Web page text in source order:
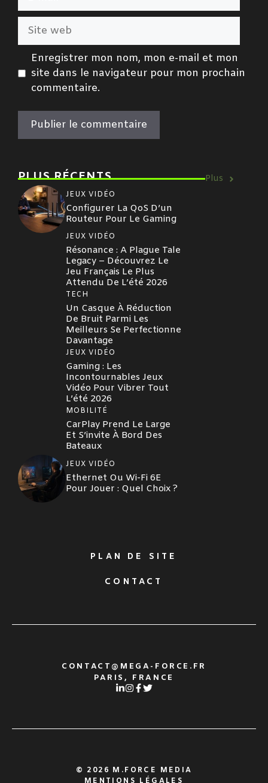
Site
Enregistrer mon nom, mon e-mail et mon
site dans le navigateur pour mon prochain
commentaire.
PLUS RÉCENTS Plus
JEUX VIDÉO
Configurer La QoS D’un
Routeur Pour Le Gaming
JEUX VIDÉO
Résonance : A Plague Tale
Legacy – Découvrez Le
Jeu Français Le Plus
Attendu De L’été 2026
TECH
Un Casque À Réduction
De Bruit Parmi Les
Meilleurs Se Perfectionne
Davantage
JEUX VIDÉO
Gaming : Les
Incontournables Jeux
Vidéo Pour Vibrer Tout
L’été 2026
MOBILITÉ
CarPlay Prend Le Large
Et S’invite À Bord Des
Bateaux
JEUX VIDÉO
Ethernet Ou Wi-Fi 6E
Pour Jouer : Quel Choix ?
PLAN DE SITE
CONTACT
CONTACT@MEGA-FORCE.FR
PARIS, FRANCE
© 2026 M.FORCE MEDIA